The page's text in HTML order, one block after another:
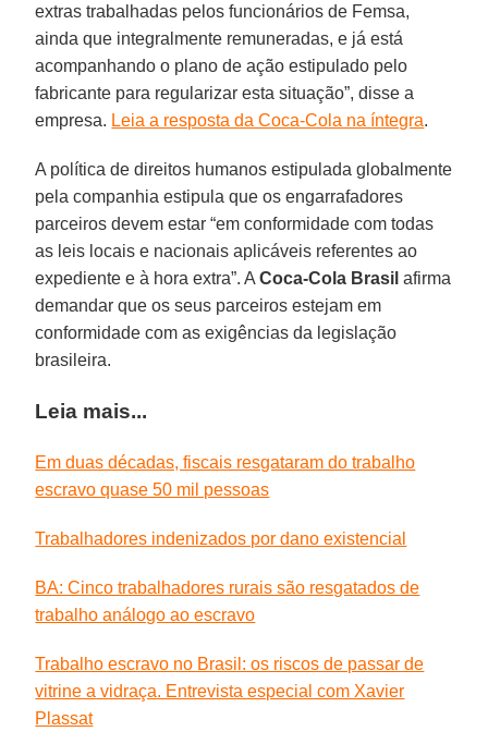
extras trabalhadas pelos funcionários de Femsa,
ainda que integralmente remuneradas, e já está
acompanhando o plano de ação estipulado pelo
fabricante para regularizar esta situação”, disse a
empresa. Leia a resposta da Coca-Cola na íntegra.
A política de direitos humanos estipulada globalmente
pela companhia estipula que os engarrafadores
parceiros devem estar “em conformidade com todas
as leis locais e nacionais aplicáveis referentes ao
expediente e à hora extra”. ACoca-Cola Brasil afirma
demandar que os seus parceiros estejam em
conformidade com as exigências da legislação
brasileira.
Leia mais...
Em duas décadas, fiscais resgataram do trabalho
escravo quase 50 mil pessoas
Trabalhadores indenizados por dano existencial
BA: Cinco trabalhadores rurais são resgatados de
trabalho análogo ao escravo
Trabalho escravo no Brasil: os riscos de passar de
vitrine a vidraça. Entrevista especial com Xavier
Plassat